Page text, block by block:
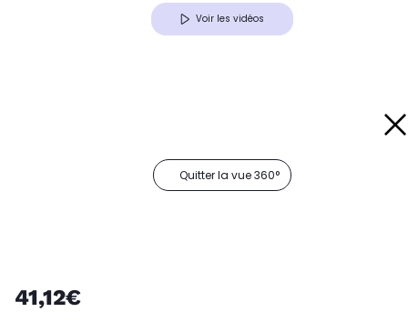
Voir les vidéos
Quitter la vue 360°
41,12€